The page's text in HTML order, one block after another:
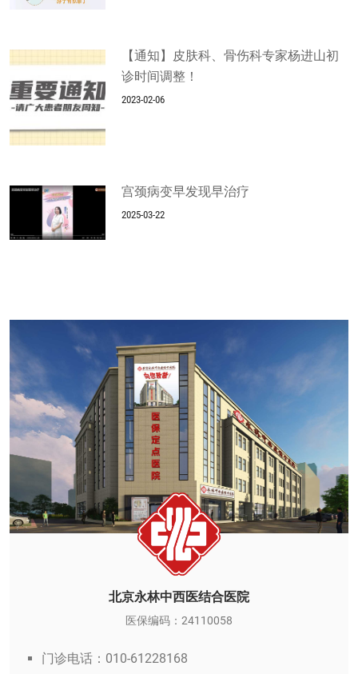
【通知】皮肤科、骨伤科专家杨进山初
诊时间调整！
2023-02-06
宫颈病变早发现早治疗
2025-03-22
北京永林中西医结合医院
医保编码：24110058
门诊电话：010-61228168